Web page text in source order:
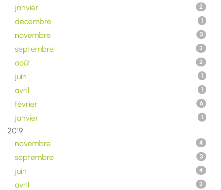
janvier
2
décembre 1
novembre 3
septembre 2
août 2
juin 1
avril 1
février 6
janvier 1
2019
novembre
4
septembre 3
juin 4
avril 2